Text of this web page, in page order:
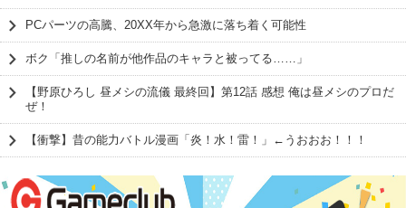
PCパーツの高騰、20XX年から急激に落ち着く可能性
ボク「推しの名前が他作品のキャラと被ってる……」
【野原ひろし 昼メシの流儀 最終回】第12話 感想 俺は昼メシのプロだ
ぜ！
【衝撃】昔の能力バトル漫画「炎！水！雷！」←うおおお！！！